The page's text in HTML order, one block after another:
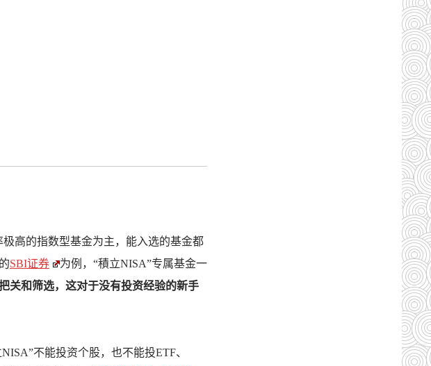
极高的指数型基金为主，能入选的基金都
SBI证券
为例，“積立NISA”专属基金一
关和筛选，这对于没有投资经验的新手
不能投资个股，也不能投ETF、